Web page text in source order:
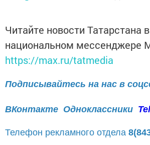
Читайте новости Татарстана в
национальном мессенджере
https://max.ru/tatmedia
Подписывайтесь на нас в
ВКонтакте Одноклассники
Телефон рекламного отдела